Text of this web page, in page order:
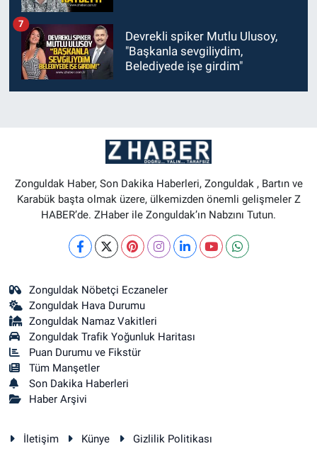
Devrekli spiker Mutlu Ulusoy,
"Başkanla sevgiliydim,
Belediyede işe girdim"
7
Zonguldak Haber, Son Dakika Haberleri, Zonguldak , Bartın ve
Karabük başta olmak üzere, ülkemizden önemli gelişmeler Z
HABER’de. ZHaber ile Zonguldak’ın Nabzını Tutun.
Zonguldak Nöbetçi Eczaneler
Zonguldak Hava Durumu
Zonguldak Namaz Vakitleri
Zonguldak Trafik Yoğunluk Haritası
Puan Durumu ve Fikstür
Tüm Manşetler
Son Dakika Haberleri
Haber Arşivi
İletişim Künye Gizlilik Politikası